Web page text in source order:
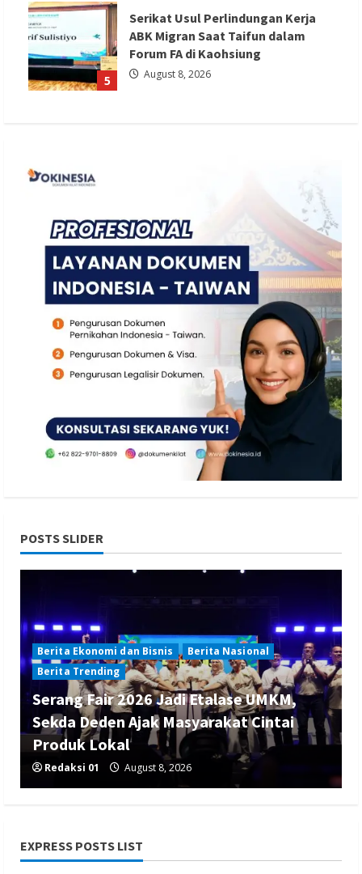
5
Serikat Usul Perlindungan Kerja
ABK Migran Saat Taifun dalam
Forum FA di Kaohsiung
August 8, 2026
POSTS SLIDER
Berita Ekonomi dan Bisnis
Berita Nasional
Berita Trending
Serang Fair 2026 Jadi Etalase UMKM,
Sekda Deden Ajak Masyarakat Cintai
Produk Lokal
Redaksi 01 August 8, 2026
EXPRESS POSTS LIST